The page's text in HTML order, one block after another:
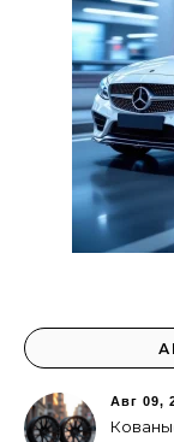
Авг 09,